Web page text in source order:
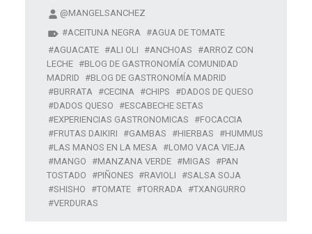
@MANGELSANCHEZ
ACEITUNA NEGRA
AGUA DE TOMATE
AGUACATE
ALI OLI ANCHOAS
ARROZ CON
LECHE
BLOG DE GASTRONOMÍA COMUNIDAD
MADRID
BLOG DE GASTRONOMÍA MADRID
BURRATA
CECINA CHIPS
DADOS DE QUESO
DADOS QUESO
ESCABECHE SETAS
EXPERIENCIAS GASTRONOMICAS
FOCACCIA
FRUTAS DAIKIRI
GAMBAS HIERBAS
HUMMUS
LAS MANOS EN LA MESA
LOMO VACA VIEJA
MANGO
MANZANA VERDE MIGAS
PAN
TOSTADO
PIÑONES RAVIOLI
SALSA SOJA
SHISHO
TOMATE TORRADA
TXANGURRO
VERDURAS